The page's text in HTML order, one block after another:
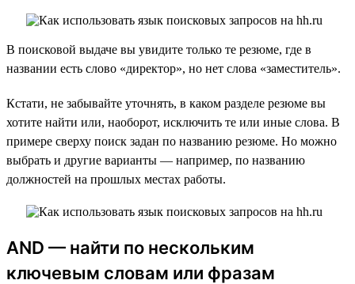
В поисковой выдаче вы увидите только те резюме, где в
названии есть слово «директор», но нет слова «заместитель».
Кстати, не забывайте уточнять, в каком разделе резюме вы
хотите найти или, наоборот, исключить те или иные слова. В
примере сверху поиск задан по названию резюме. Но можно
выбрать и другие варианты — например, по названию
должностей на прошлых местах работы.
AND — найти по нескольким
ключевым словам или фразам